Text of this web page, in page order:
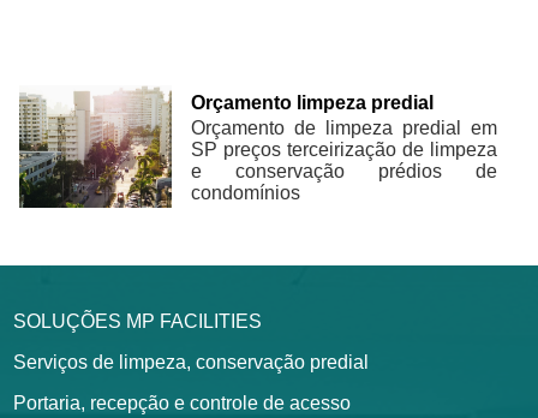
Orçamento limpeza predial
Orçamento de limpeza predial em
SP preços terceirização de limpeza
e conservação prédios de
condomínios
SOLUÇÕES MP FACILITIES
Serviços de limpeza, conservação predial
Portaria, recepção e controle de acesso